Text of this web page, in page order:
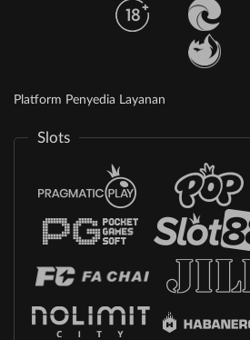
Platform Penyedia Layanan
Slots